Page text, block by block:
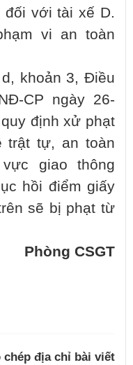
với tài xế D.
vi an toàn
khoản 3, Điều
CP ngày 26-
định xử phạt
trật tự, an toàn
giao thông
hồi điểm giấy
sẽ bị phạt từ
Phòng CSGT
chép địa chỉ bài viết